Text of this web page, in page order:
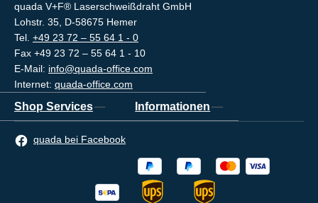
quada V+F® Laserschweißdraht GmbH
Lohstr. 35, D-58675 Hemer
Tel. +49 23 72 – 55 64 1 - 0
Fax +49 23 72 – 55 64 1 - 10
E-Mail: info@quada-office.com
Internet: quada-office.com
Shop Services Informationen
quada bei Facebook